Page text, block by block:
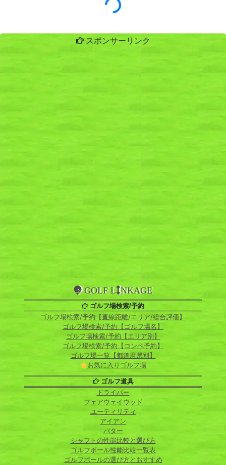
スポンサーリンク
GOLF L NKAGE
ゴルフ場検索/予約
ゴルフ場検索/予約【直線距離/エリア/総合評価】
ゴルフ場検索/予約【ゴルフ場名】
ゴルフ場検索/予約【エリア別】
ゴルフ場検索/予約【コンペ予約】
ゴルフ場一覧【都道府県別】
お気に入りゴルフ場
ゴルフ道具
ドライバー
フェアウェイウッド
ユーティリティ
アイアン
パター
シャフトの性能比較と選び方
ゴルフボール性能比較一覧表
ゴルフボールの選び方とおすすめ